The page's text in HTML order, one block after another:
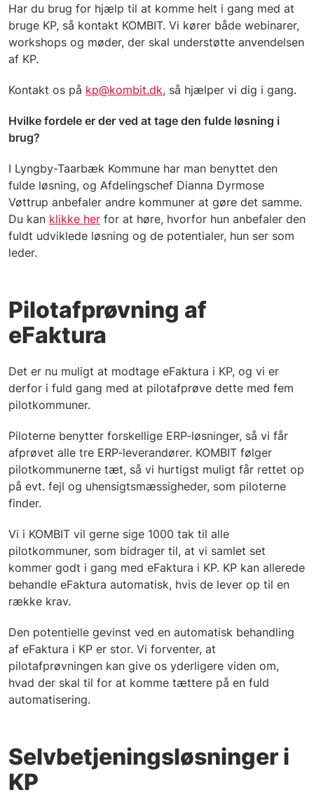
Har du brug for hjælp til at komme helt i gang med at
bruge KP, så kontakt KOMBIT. Vi kører både webinarer,
workshops og møder, der skal understøtte anvendelsen
af KP.
Kontakt os på kp@kombit.dk, så hjælper vi dig i gang.
Hvilke fordele er der ved at tage den fulde løsning i
brug?
I Lyngby-Taarbæk Kommune har man benyttet den
fulde løsning, og Afdelingschef Dianna Dyrmose
Vøttrup anbefaler andre kommuner at gøre det samme.
Du kan klikke her for at høre, hvorfor hun anbefaler den
fuldt udviklede løsning og de potentialer, hun ser som
leder.
Pilotafprøvning af
eFaktura
Det er nu muligt at modtage eFaktura i KP, og vi er
derfor i fuld gang med at pilotafprøve dette med fem
pilotkommuner.
Piloterne benytter forskellige ERP-løsninger, så vi får
afprøvet alle tre ERP-leverandører. KOMBIT følger
pilotkommunerne tæt, så vi hurtigst muligt får rettet op
på evt. fejl og uhensigtsmæssigheder, som piloterne
finder.
Vi i KOMBIT vil gerne sige 1000 tak til alle
pilotkommuner, som bidrager til, at vi samlet set
kommer godt i gang med eFaktura i KP. KP kan allerede
behandle eFaktura automatisk, hvis de lever op til en
række krav.
Den potentielle gevinst ved en automatisk behandling
af eFaktura i KP er stor. Vi forventer, at
pilotafprøvningen kan give os yderligere viden om,
hvad der skal til for at komme tættere på en fuld
automatisering.
Selvbetjeningsløsninger i
KP